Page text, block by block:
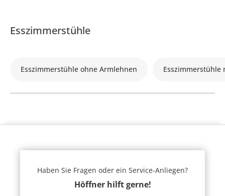
Esszimmerstühle
Esszimmerstühle ohne Armlehnen Esszimmerstühle
Haben Sie Fragen oder ein Service-Anliegen?
Höffner hilft gerne!